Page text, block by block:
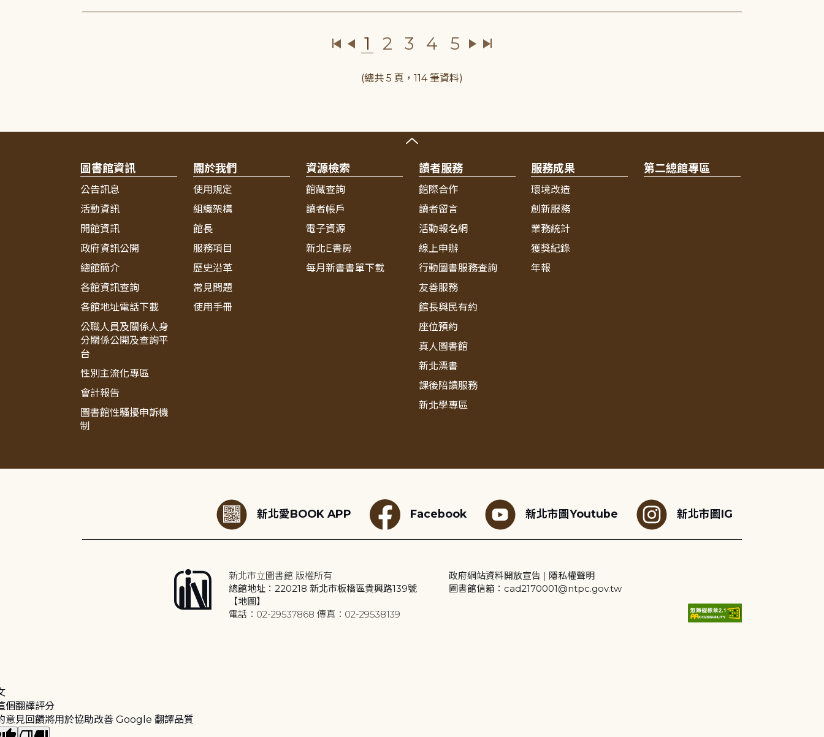
1 2 3 4 5
(總共 5 頁，114 筆資料)
圖書館資訊
公告訊息
活動資訊
開館資訊
政府資訊公開
總館簡介
各館資訊查詢
各館地址電話下載
公職人員及關係人身
分關係公開及查詢平
台
性別主流化專區
會計報告
圖書館性騷擾申訴機
制
關於我們
使用規定
組織架構
館長
服務項目
歷史沿革
常見問題
使用手冊
資源檢索
館藏查詢
讀者帳戶
電子資源
新北E書房
每月新書書單下載
讀者服務
館際合作
讀者留言
活動報名網
線上申辦
行動圖書服務查詢
友善服務
館長與民有約
座位預約
真人圖書館
新北漂書
課後陪讀服務
新北學專區
服務成果
環境改造
創新服務
業務統計
獲獎紀錄
年報
第二總館專區
新北愛BOOK APP Facebook 新北市圖Youtube 新北市圖IG
新北市立圖書館 版權所有
總館地址：220218 新北市板橋區貴興路139號
【地圖】
電話：02-29537868 傳真：02-29538139
政府網站資料開放宣告 | 隱私權聲明
圖書館信箱：cad2170001@ntpc.gov.tw
個翻譯評分
意見回饋將用於協助改善 Google 翻譯品質